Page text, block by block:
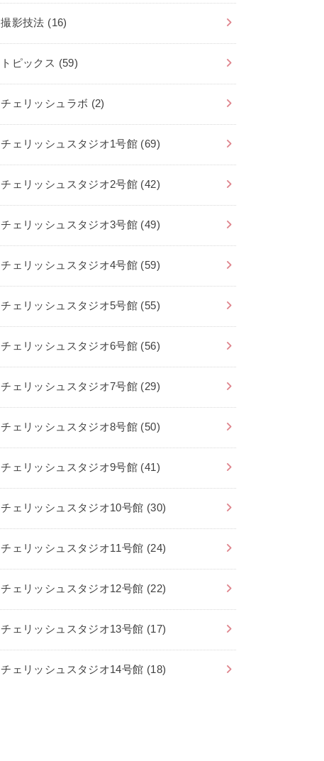
撮影技法 (16)
トピックス (59)
チェリッシュラボ (2)
チェリッシュスタジオ1号館 (69)
チェリッシュスタジオ2号館 (42)
チェリッシュスタジオ3号館 (49)
チェリッシュスタジオ4号館 (59)
チェリッシュスタジオ5号館 (55)
チェリッシュスタジオ6号館 (56)
チェリッシュスタジオ7号館 (29)
チェリッシュスタジオ8号館 (50)
チェリッシュスタジオ9号館 (41)
チェリッシュスタジオ10号館 (30)
チェリッシュスタジオ11号館 (24)
チェリッシュスタジオ12号館 (22)
チェリッシュスタジオ13号館 (17)
チェリッシュスタジオ14号館 (18)